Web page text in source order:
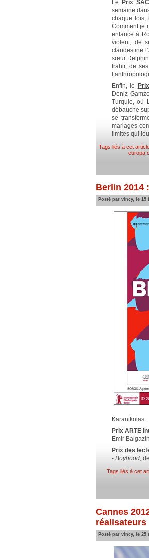
Le
Prix
semaine
chaque fois,
Comment je
enfance à
violent, de
clandestine
sœur
trahir, de
Enfin, le
Deniz
Turquie, où
débauche
se
mariages
limites qui
Tags liés à cet
europa
Berlin 2014
Posté par vincy, le 15
Karanikolas
Prix ARTE
Emir
Prix des
- Boyhood,
Tags liés à cet
Cannes
réalisateurs
Posté par vincy, le 25